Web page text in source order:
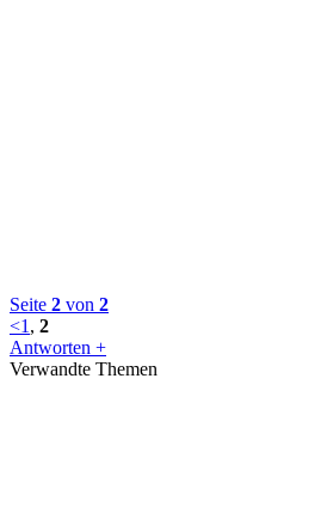
Seite 2 von 2
<1 , 2
Antworten +
Verwandte Themen